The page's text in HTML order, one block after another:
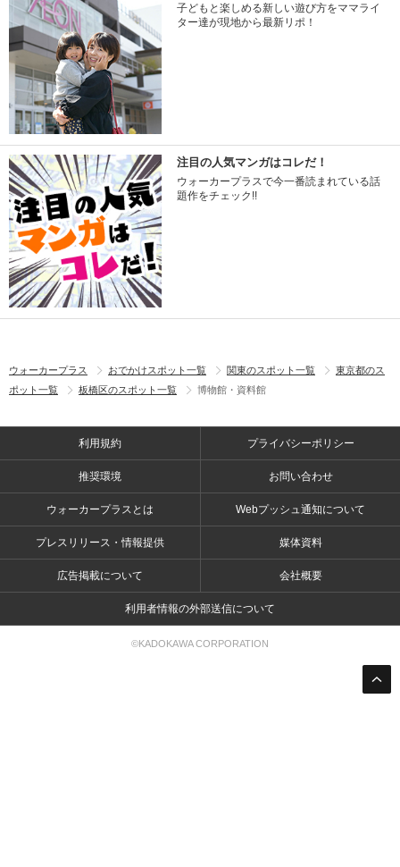
子どもと楽しめる新しい遊び方をママライ
ター達が現地から最新リポ！
注目の人気マンガはコレだ！
ウォーカープラスで今一番読まれている話
題作をチェック!!
ウォーカープラス おでかけスポット一覧 関東のスポット一覧
東京都のス
ポット一覧
板橋区のスポット一覧 博物館・資料館
利用規約 プライバシーポリシー
推奨環境 お問い合わせ
ウォーカープラスとは Webプッシュ通知について
プレスリリース・情報提供 媒体資料
広告掲載について 会社概要
利用者情報の外部送信について
©KADOKAWA CORPORATION